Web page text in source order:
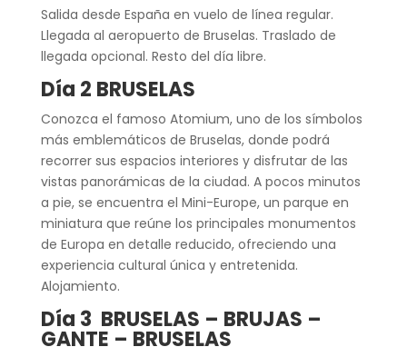
Salida desde España en vuelo de línea regular.
Llegada al aeropuerto de Bruselas. Traslado de
llegada opcional. Resto del día libre.
Día 2 BRUSELAS
Conozca el famoso Atomium, uno de los símbolos
más emblemáticos de Bruselas, donde podrá
recorrer sus espacios interiores y disfrutar de las
vistas panorámicas de la ciudad. A pocos minutos
a pie, se encuentra el Mini-Europe, un parque en
miniatura que reúne los principales monumentos
de Europa en detalle reducido, ofreciendo una
experiencia cultural única y entretenida.
Alojamiento.
Día 3 BRUSELAS – BRUJAS –
GANTE – BRUSELAS